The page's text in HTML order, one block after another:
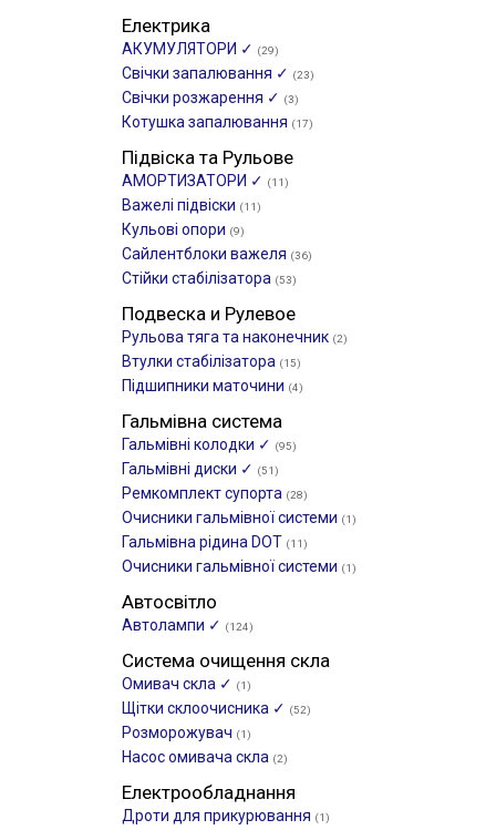
Електрика
АКУМУЛЯТОРИ ✓ (29)
Свічки запалювання ✓ (23)
Свічки розжарення ✓ (3)
Котушка запалювання (17)
Підвіска та Рульове
АМОРТИЗАТОРИ ✓ (11)
Важелі підвіски (11)
Кульові опори (9)
Сайлентблоки важеля (36)
Стійки стабілізатора (53)
Подвеска и Рулевое
Рульова тяга та наконечник (2)
Втулки стабілізатора (15)
Підшипники маточини (4)
Гальмівна система
Гальмівні колодки ✓ (95)
Гальмівні диски ✓ (51)
Ремкомплект супорта (28)
Очисники гальмівної системи (1)
Гальмівна рідина DOT (11)
Очисники гальмівної системи (1)
Автосвітло
Автолампи ✓ (124)
Система очищення скла
Омивач скла ✓ (1)
Щітки склоочиcника ✓ (52)
Розморожувач (1)
Насос омивача скла (2)
Електрообладнання
Дроти для прикурювання (1)